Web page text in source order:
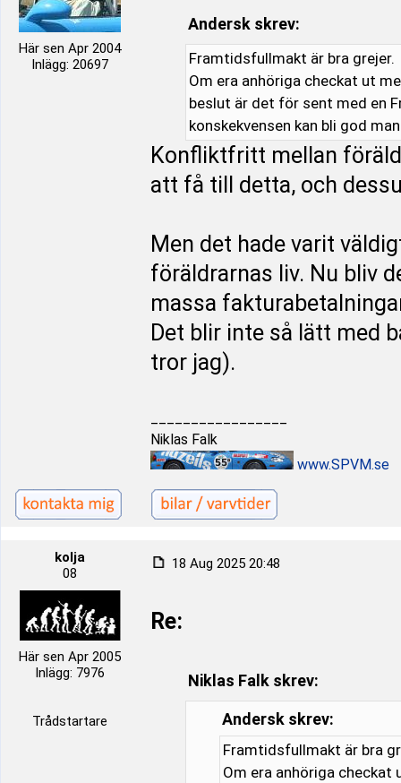
Här sen Apr 2004
Inlägg: 20697
Andersk skrev:
Framtidsfullmakt är bra grejer.
Om era anhöriga checkat ut
beslut är det för sent med en
konskekvensen kan bli god
Konfliktfritt mellan
att få till detta, och
Men det hade varit
föräldrarnas liv. Nu bliv
massa
Det blir inte så lätt med
tror jag).
Niklas Falk
www.SPVM.se
kolja
08
Här sen Apr 2005
Inlägg: 7976
Trådstartare
18 Aug 2025 20:48
Re:
Niklas Falk skrev:
Andersk skrev:
Framtidsfullmakt är bra
Om era anhöriga